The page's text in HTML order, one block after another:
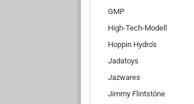
GMP
High-Tech-Modell
Hoppin Hydro's
Jadatoys
Jazwares
Jimmy Flintstóne